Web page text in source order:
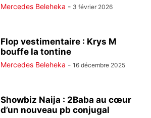
Mercedes Beleheka - 3 février 2026
Flop vestimentaire : Krys M
bouffe la tontine
Mercedes Beleheka - 16 décembre 2025
Showbiz Naija : 2Baba au cœur
d’un nouveau pb conjugal